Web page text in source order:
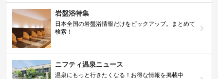
岩盤浴特集
日本全国の岩盤浴情報だけをピックアップ。まとめて
検索！
ニフティ温泉ニュース
温泉にもっと行きたくなる！お得な情報を掲載中